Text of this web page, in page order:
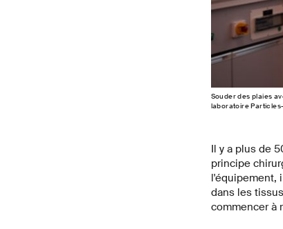
Souder des plaies
laboratoire
Il y a plus de
principe
l'équipement,
dans les
commencer à